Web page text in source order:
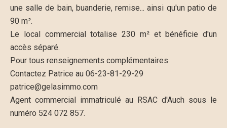
une salle de bain, buanderie, remise... ainsi qu'un patio de
90 m².
Le local commercial totalise 230 m² et bénéficie d'un
accès séparé.
Pour tous renseignements complémentaires
Contactez Patrice au 06-23-81-29-29
patrice@gelasimmo.com
Agent commercial immatriculé au RSAC d'Auch sous le
numéro 524 072 857.